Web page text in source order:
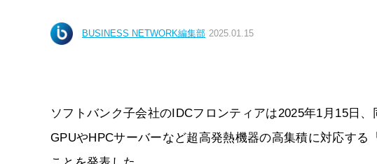
BUSINESS NETWORK編集部 2025.01.15
ソフトバンク子会社のIDCフロンティアは2025年1月15日
GPUやHPCサーバーなど超高発熱機器の高集積に対応す